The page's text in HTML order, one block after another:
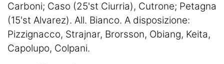
Carboni; Caso (25'st Ciurria), Cutrone; Petagna
(15'st Alvarez). All. Bianco. A disposizione:
Pizzignacco, Strajnar, Brorsson, Obiang, Keita,
Capolupo, Colpani.